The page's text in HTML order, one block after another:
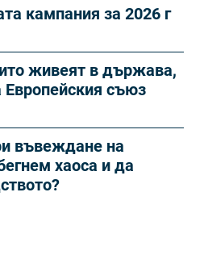
кампания за 2026 г
живеят в държава,
Европейския съюз
въвеждане на
хаоса и да